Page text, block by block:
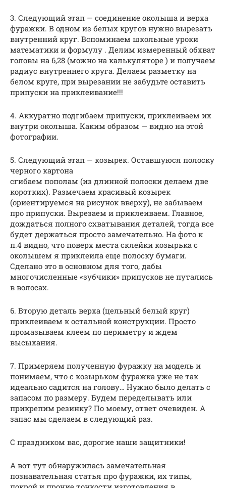
3. Следующий этап — соединение околыша и верха
фуражки. В одном из белых кругов нужно вырезать
внутренний круг. Вспоминаем школьные уроки
математики и формулу . Делим измеренный обхват
головы на 6,28 (можно на калькуляторе ) и получаем
радиус внутреннего круга. Делаем разметку на
белом круге, при вырезании не забудьте оставить
припуски на приклеивание!!!
4. Аккуратно подгибаем припуски, приклеиваем их
внутри околыша. Каким образом — видно на этой
фотографии.
5. Следующий этап — козырек. Оставшуюся полоску
черного картона
сгибаем пополам (из длинной полоски делаем две
коротких). Размечаем красивый козырек
(ориентируемся на рисунок вверху), не забываем
про припуски. Вырезаем и приклеиваем. Главное,
дождаться полного схватывания деталей, тогда все
будет держаться просто замечательно. На фото к
п.4 видно, что поверх места склейки козырька с
околышем я приклеила еще полоску бумаги.
Сделано это в основном для того, дабы
многочисленные «зубчики» припусков не путались
в волосах.
6. Вторую деталь верха (цельный белый круг)
приклеиваем к остальной конструкции. Просто
промазываем клеем по периметру и ждем
высыхания.
7. Примеряем полученную фуражку на модель и
понимаем, что с козырьком фуражка уже не так
идеально садится на голову… Нужно было делать с
запасом по размеру. Будем переделывать или
прикрепим резинку? По моему, ответ очевиден. А
запас мы сделаем в следующий раз.
С праздником вас, дорогие наши защитники!
А вот тут обнаружилась замечательная
познавательная статья про фуражки, их типы,